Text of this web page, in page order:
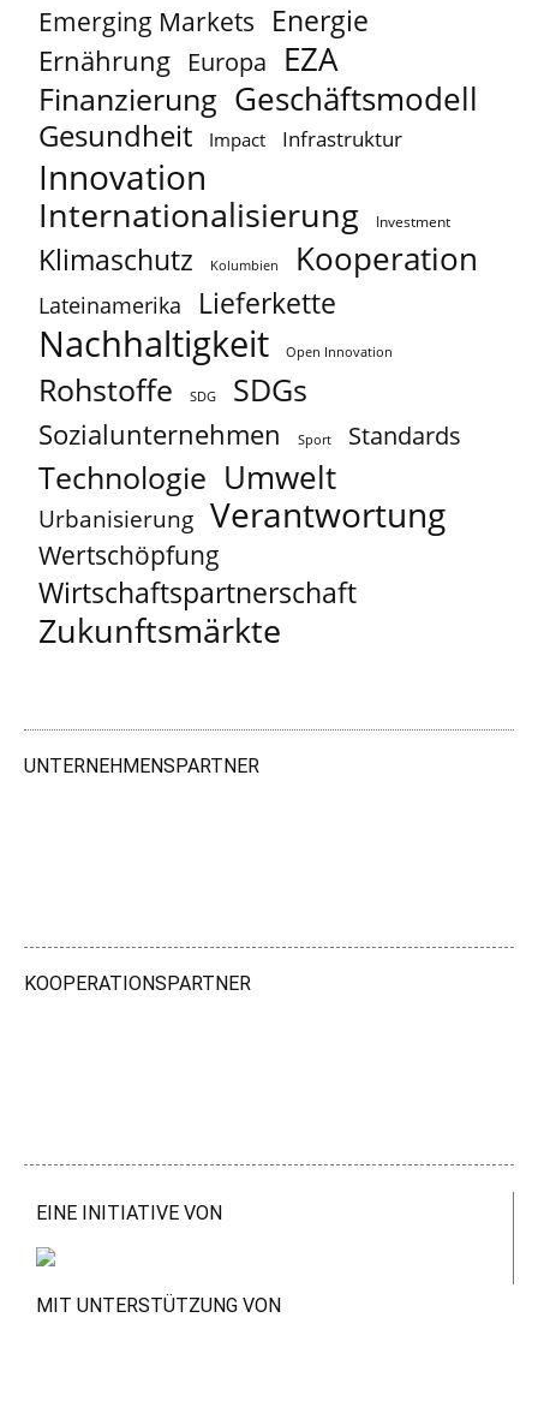
Emerging Markets Energie
Ernährung Europa EZA
Finanzierung Geschäftsmodell
Gesundheit Impact Infrastruktur
Innovation
Internationalisierung Investment
Klimaschutz Kolumbien Kooperation
Lateinamerika Lieferkette
Nachhaltigkeit Open Innovation
Rohstoffe SDG SDGs
Sozialunternehmen Sport Standards
Technologie Umwelt
Urbanisierung Verantwortung
Wertschöpfung
Wirtschaftspartnerschaft
Zukunftsmärkte
UNTERNEHMENSPARTNER
KOOPERATIONSPARTNER
EINE INITIATIVE VON
MIT UNTERSTÜTZUNG VON